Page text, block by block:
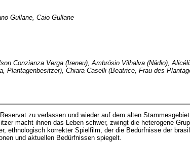
Gullane, Caio Gullane
Conzianza Verga (Ireneu), Ambrósio Vilhalva (Nádio),
Plantagenbesitzer), Chiara Caselli (Beatrice, Frau des
zu verlassen und wieder auf dem alten
macht ihnen das Leben schwer, zwingt die heterogene
ethnologisch korrekter Spielfilm, der die Bedürfnisse der
und aktuellen Bedürfnissen spiegelt.